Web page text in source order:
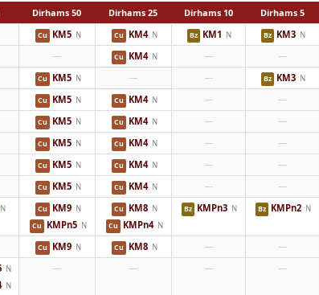
5 Dirhams
10 Dirhams
25 Dirhams
50 Dirhams
KM3 N
Bz
KM1 N
Bz
KM4 N
Cu
KM5 N
Cu
—
—
KM4 N
Cu
—
KM3 N
Bz
—
—
KM5 N
Cu
—
—
KM4 N
Cu
KM5 N
Cu
—
—
KM4 N
Cu
KM5 N
Cu
—
—
KM4 N
Cu
KM5 N
Cu
—
—
KM4 N
Cu
KM5 N
Cu
—
—
KM4 N
Cu
KM5 N
Cu
KMPn2 N
Bz
KMPn3 N
Bz
KM8 N
Cu
KMPn4 N
Cu
KM9 N
Cu
KMPn5 N
Cu
N
—
—
KM8 N
Cu
KM9 N
Cu
—
—
—
—
N
N